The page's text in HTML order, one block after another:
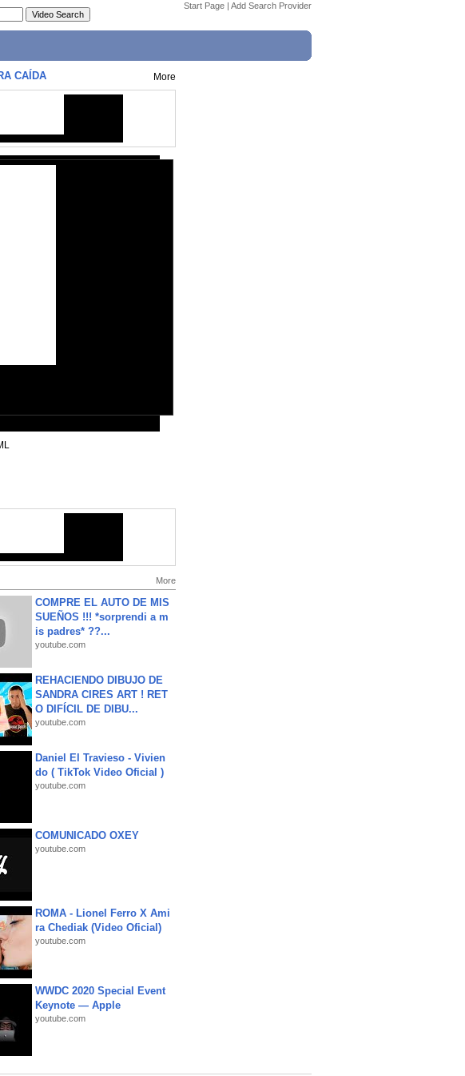
Start Page | Add Search Provider
CAÍDA More
More
COMPRE EL AUTO DE MIS
SUEÑOS !!! *sorprendi a m
is padres* ??...
youtube.com
REHACIENDO DIBUJO DE
SANDRA CIRES ART ! RET
O DIFÍCIL DE DIBU...
youtube.com
Daniel El Travieso - Vivien
do ( TikTok Video Oficial )
youtube.com
COMUNICADO OXEY
youtube.com
ROMA - Lionel Ferro X Ami
ra Chediak (Video Oficial)
youtube.com
WWDC 2020 Special Event
Keynote — Apple
youtube.com